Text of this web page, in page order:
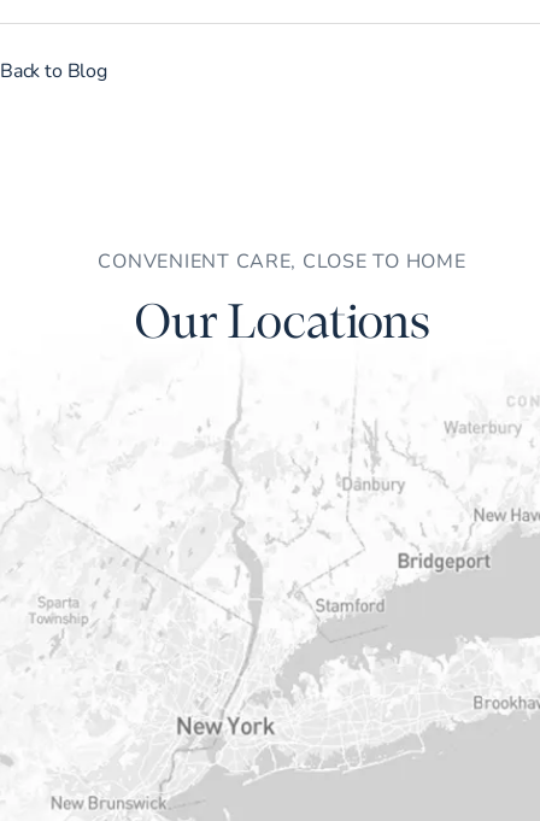
Back to Blog
CONVENIENT CARE, CLOSE TO HOME
Our Locations